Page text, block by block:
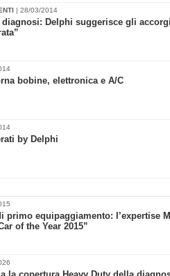
| 28/03/2014
Delphi suggerisce gli
bobine, elettronica e A/C
by Delphi
primo equipaggiamento: l’expertise
of the Year 2015”